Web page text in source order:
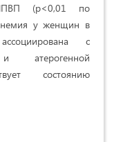
(p<0,01 по
у женщин в
с
атерогенной
состоянию